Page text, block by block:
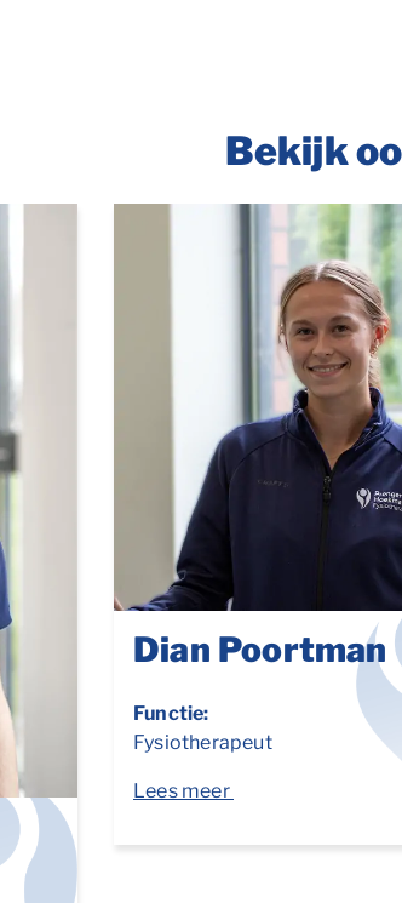
Bekijk
Dian Poortman
Functie:
Fysiotherapeut
Lees meer